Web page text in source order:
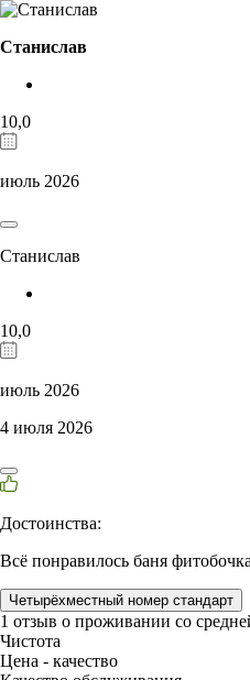
Станислав
10,0
июль 2026
Станислав
10,0
июль 2026
4 июля 2026
Достоинства:
Всё понравилось баня
Четырёхместный номер стандарт
1 отзыв о проживании со
Чистота
Цена - качество